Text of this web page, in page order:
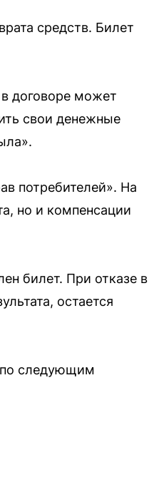
средств. Билет
договоре может
свои денежные
потребителей». На
но и компенсации
билет. При отказе в
остается
по следующим